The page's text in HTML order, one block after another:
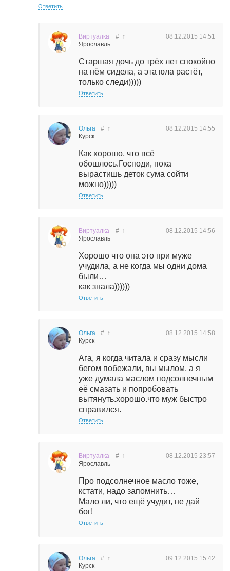
Ответить
Виртуалка
Ярославль
08.12.2015 14:51
# ↑
Старшая дочь до трёх лет спокойно
на нём сидела, а эта юла растёт,
только следи)))))
Ответить
Ольга
Курск
08.12.2015 14:55
# ↑
Как хорошо, что всё
обошлось.Господи, пока
вырастишь деток сума сойти
можно)))))
Ответить
Виртуалка
Ярославль
08.12.2015 14:56
# ↑
Хорошо что она это при муже
учудила, а не когда мы одни дома
были…
как знала))))))
Ответить
Ольга
Курск
08.12.2015 14:58
# ↑
Ага, я когда читала и сразу мысли
бегом побежали, вы мылом, а я
уже думала маслом подсолнечным
её смазать и попробовать
вытянуть.хорошо.что муж быстро
справился.
Ответить
Виртуалка
Ярославль
08.12.2015 23:57
# ↑
Про подсолнечное масло тоже,
кстати, надо запомнить…
Мало ли, что ещё учудит, не дай
бог!
Ответить
Ольга
Курск
09.12.2015 15:42
# ↑